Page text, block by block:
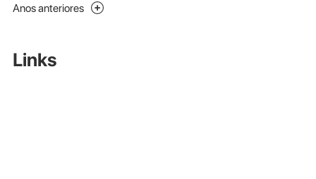
Anos anteriores
Links